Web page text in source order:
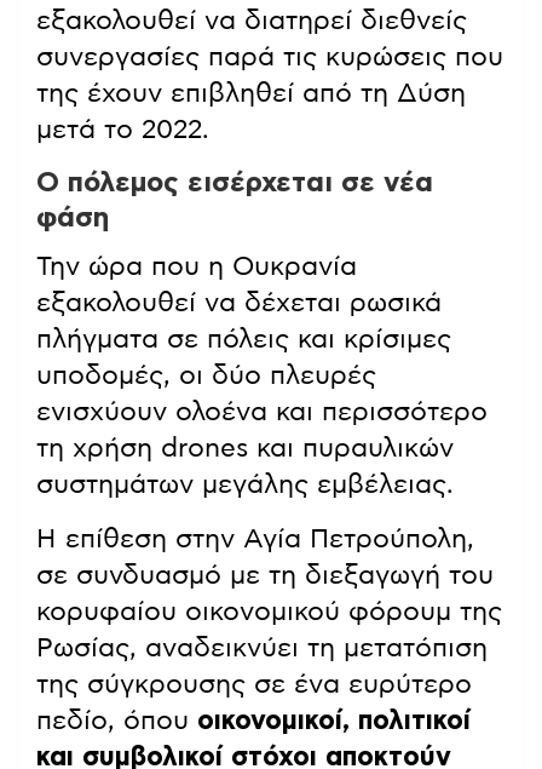
εξακολουθεί να διατηρεί διεθνείς
συνεργασίες παρά τις κυρώσεις που
της έχουν επιβληθεί από τη Δύση
μετά το 2022.
Ο πόλεμος εισέρχεται σε νέα
φάση
Την ώρα που η Ουκρανία
εξακολουθεί να δέχεται ρωσικά
πλήγματα σε πόλεις και κρίσιμες
υποδομές, οι δύο πλευρές
ενισχύουν ολοένα και περισσότερο
τη χρήση drones και πυραυλικών
συστημάτων μεγάλης εμβέλειας.
Η επίθεση στην Αγία Πετρούπολη,
σε συνδυασμό με τη διεξαγωγή του
κορυφαίου οικονομικού φόρουμ της
Ρωσίας, αναδεικνύει τη μετατόπιση
της σύγκρουσης σε ένα ευρύτερο
πεδίο, όπου οικονομικοί, πολιτικοί
και συμβολικοί στόχοι αποκτούν